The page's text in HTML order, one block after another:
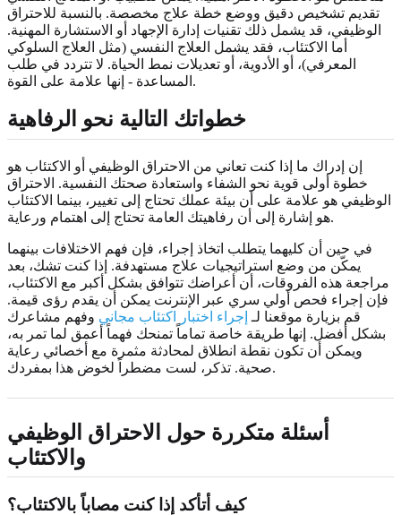
تقديم تشخيص دقيق ووضع خطة علاج مخصصة. بالنسبة للاحتراق
الوظيفي، قد يشمل ذلك تقنيات إدارة الإجهاد أو الاستشارة المهنية.
أما الاكتئاب، فقد يشمل العلاج النفسي (مثل العلاج السلوكي
المعرفي)، أو الأدوية، أو تعديلات نمط الحياة. لا تتردد في طلب
المساعدة - إنها علامة على القوة.
خطواتك التالية نحو الرفاهية
إن إدراك ما إذا كنت تعاني من الاحتراق الوظيفي أو الاكتئاب هو
خطوة أولى قوية نحو الشفاء واستعادة صحتك النفسية. الاحتراق
الوظيفي هو علامة على أن بيئة عملك تحتاج إلى تغيير، بينما الاكتئاب
هو إشارة إلى أن رفاهيتك العامة تحتاج إلى اهتمام ورعاية.
في حين أن كليهما يتطلب اتخاذ إجراء، فإن فهم الاختلافات بينهما
يمكّن من وضع استراتيجيات علاج مستهدفة. إذا كنت تشك، بعد
مراجعة هذه الفروقات، أن أعراضك تتوافق بشكل أكبر مع الاكتئاب،
فإن إجراء فحص أولي سري عبر الإنترنت يمكن أن يقدم رؤى قيمة.
قم بزيارة موقعنا لـ إجراء اختبار اكتئاب مجاني وفهم مشاعرك
بشكل أفضل. إنها طريقة خاصة تماماً تمنحك فهماً أعمق لما تمر به،
ويمكن أن تكون نقطة انطلاق لمحادثة مثمرة مع أخصائي رعاية
صحية. تذكر، لست مضطراً لخوض هذا بمفردك.
أسئلة متكررة حول الاحتراق الوظيفي
والاكتئاب
كيف أتأكد إذا كنت مصاباً بالاكتئاب؟